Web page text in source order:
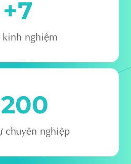
+7
kinh nghiệm
200
chuyên nghiệp